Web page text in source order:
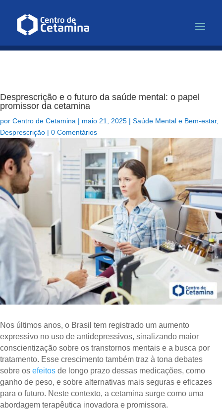
Desprescrição e o futuro da saúde mental: o papel
promissor da cetamina
por Centro de Cetamina | maio 21, 2025 | Saúde Mental e Bem-estar,
Desprescrição | 0 Comentários
Nos últimos anos, o Brasil tem registrado um aumento
expressivo no uso de antidepressivos, sinalizando maior
conscientização sobre os transtornos mentais e a busca por
tratamento. Esse crescimento também traz à tona debates
sobre os efeitos de longo prazo dessas medicações, como
ganho de peso, e sobre alternativas mais seguras e eficazes
para o futuro. Neste contexto, a cetamina surge como uma
abordagem terapêutica inovadora e promissora.